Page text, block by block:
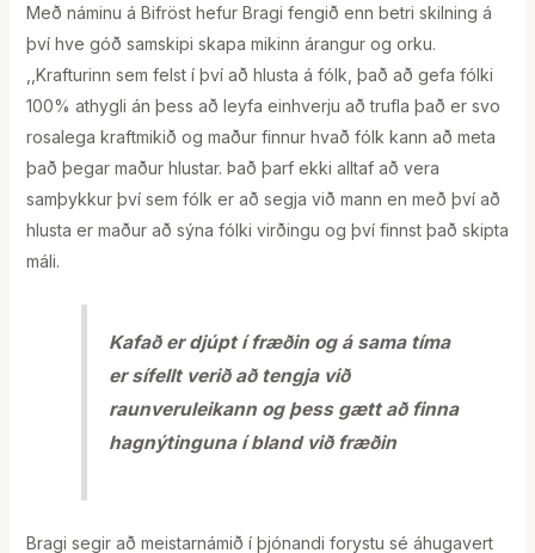
Með náminu á Bifröst hefur Bragi fengið enn betri skilning á
því hve góð samskipi skapa mikinn árangur og orku.
,,Krafturinn sem felst í því að hlusta á fólk, það að gefa fólki
100% athygli án þess að leyfa einhverju að trufla það er svo
rosalega kraftmikið og maður finnur hvað fólk kann að meta
það þegar maður hlustar. Það þarf ekki alltaf að vera
samþykkur því sem fólk er að segja við mann en með því að
hlusta er maður að sýna fólki virðingu og því finnst það skipta
máli.
Kafað er djúpt í fræðin og á sama tíma
er sífellt verið að tengja við
raunveruleikann og þess gætt að finna
hagnýtinguna í bland við fræðin
Bragi segir að meistarnámið í þjónandi forystu sé áhugavert